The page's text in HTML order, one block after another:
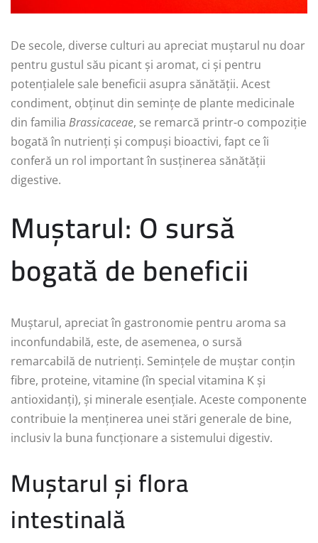
De secole, diverse culturi au apreciat muștarul nu doar
pentru gustul său picant și aromat, ci și pentru
potențialele sale beneficii asupra sănătății. Acest
condiment, obținut din semințe de plante medicinale
din familia Brassicaceae, se remarcă printr-o compoziție
bogată în nutrienți și compuși bioactivi, fapt ce îi
conferă un rol important în susținerea sănătății
digestive.
Muștarul: O sursă
bogată de beneficii
Muștarul, apreciat în gastronomie pentru aroma sa
inconfundabilă, este, de asemenea, o sursă
remarcabilă de nutrienți. Semințele de muștar conțin
fibre, proteine, vitamine (în special vitamina K și
antioxidanți), și minerale esențiale. Aceste componente
contribuie la menținerea unei stări generale de bine,
inclusiv la buna funcționare a sistemului digestiv.
Muștarul și flora
intestinală